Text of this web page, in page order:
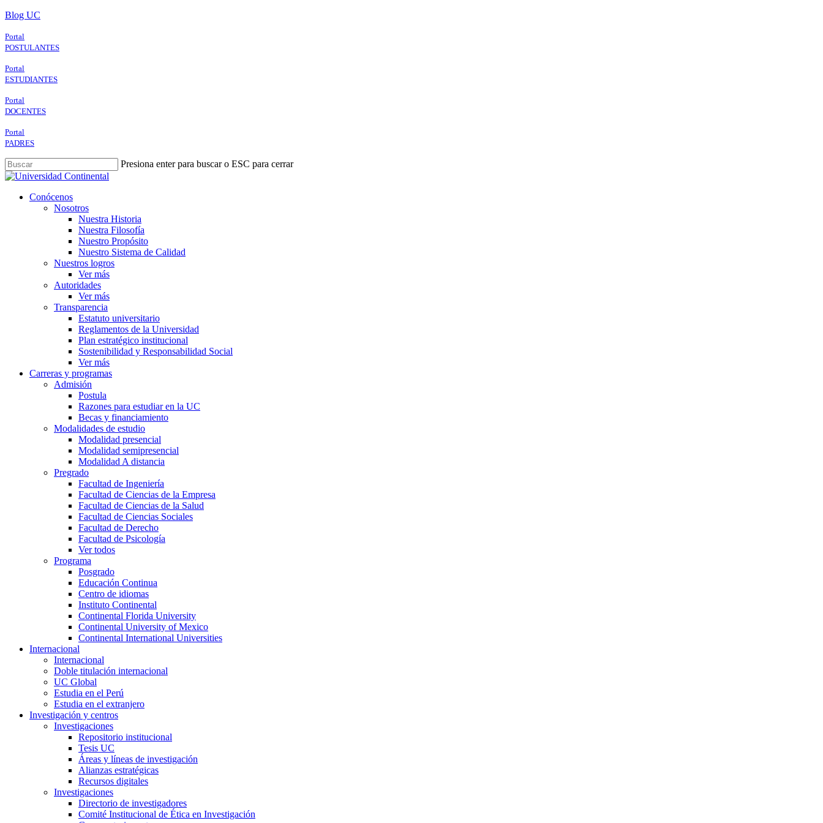
Skip
main
content
Blog UC
Portal
POSTULANTES
Portal
ESTUDIANTES
Portal
DOCENTES
Portal
PADRES
Presiona enter para buscar o ESC para cerrar
Close
search
Menu
Conócenos
Nosotros
Nuestra Historia
Nuestra Filosofía
Nuestro Propósito
Nuestro Sistema de Calidad
Nuestros logros
Ver más
Autoridades
Ver más
Transparencia
Estatuto universitario
Reglamentos de la Universidad
Plan estratégico institucional
Sostenibilidad y Responsabilidad Social
Ver más
Carreras y programas
Admisión
Postula
Razones para estudiar en la UC
Becas y financiamiento
Modalidades de estudio
Modalidad presencial
Modalidad semipresencial
Modalidad A distancia
Pregrado
Facultad de Ingeniería
Facultad de Ciencias de la Empresa
Facultad de Ciencias de la Salud
Facultad de Ciencias Sociales
Facultad de Derecho
Facultad de Psicología
Ver todos
Programa
Posgrado
Educación Continua
Centro de idiomas
Instituto Continental
Continental Florida University
Continental University of Mexico
Continental International Universities
Internacional
Internacional
Doble titulación internacional
UC Global
Estudia en el Perú
Estudia en el extranjero
Investigación y centros
Investigaciones
Repositorio institucional
Tesis UC
Áreas y líneas de investigación
Alianzas estratégicas
Recursos digitales
Investigaciones
Directorio de investigadores
Comité Institucional de Ética en Investigación